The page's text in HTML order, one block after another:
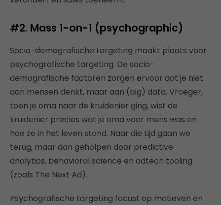
#2. Mass 1-on-1 (psychographic)
Socio-demografische targeting maakt plaats voor
psychografische targeting. De socio-
demografische factoren zorgen ervoor dat je niet
aan mensen denkt, maar aan (big) data. Vroeger,
toen je oma naar de kruidenier ging, wist de
kruidenier precies wat je oma voor mens was en
hoe ze in het leven stond. Naar die tijd gaan we
terug, maar dan geholpen door predictive
analytics, behavioral science en adtech tooling
(zoals The Next Ad).
Psychografische targeting focust op motieven en